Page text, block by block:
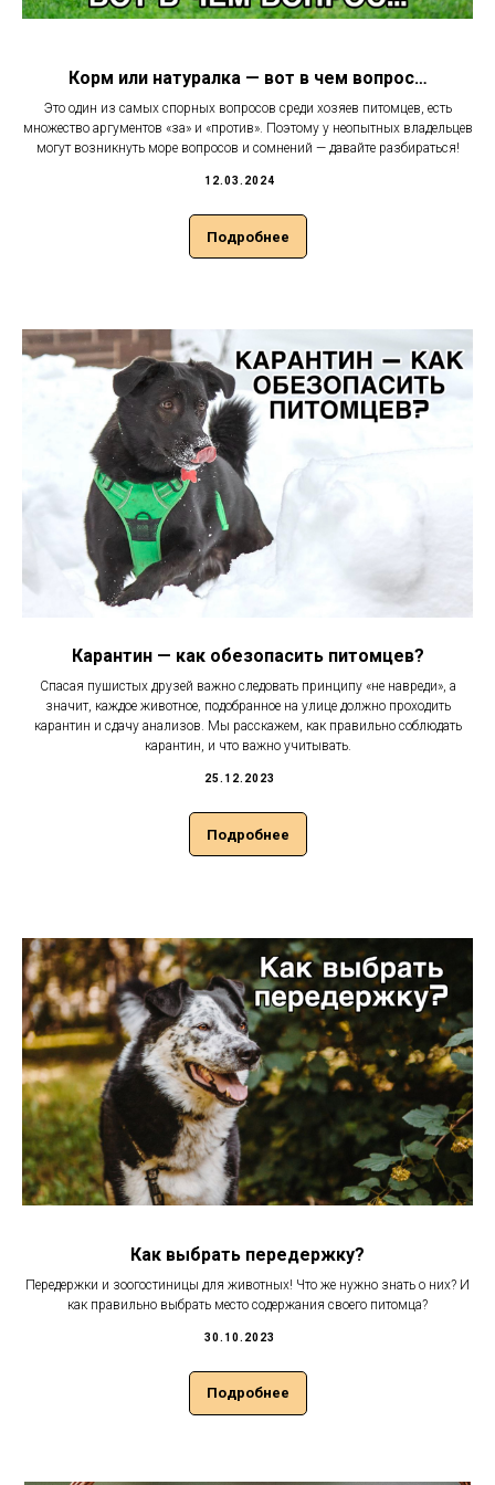
Корм или натуралка — вот в чем вопрос…
Это один из самых спорных вопросов среди хозяев питомцев, есть
множество аргументов «за» и «против». Поэтому у неопытных владельцев
могут возникнуть море вопросов и сомнений — давайте разбираться!
12.03.2024
Подробнее
Карантин — как обезопасить питомцев?
Спасая пушистых друзей важно следовать принципу «не навреди», а
значит, каждое животное, подобранное на улице должно проходить
карантин и сдачу анализов. Мы расскажем, как правильно соблюдать
карантин, и что важно учитывать.
25.12.2023
Подробнее
Как выбрать передержку?
Передержки и зоогостиницы для животных! Что же нужно знать о них? И
как правильно выбрать место содержания своего питомца?
30.10.2023
Подробнее